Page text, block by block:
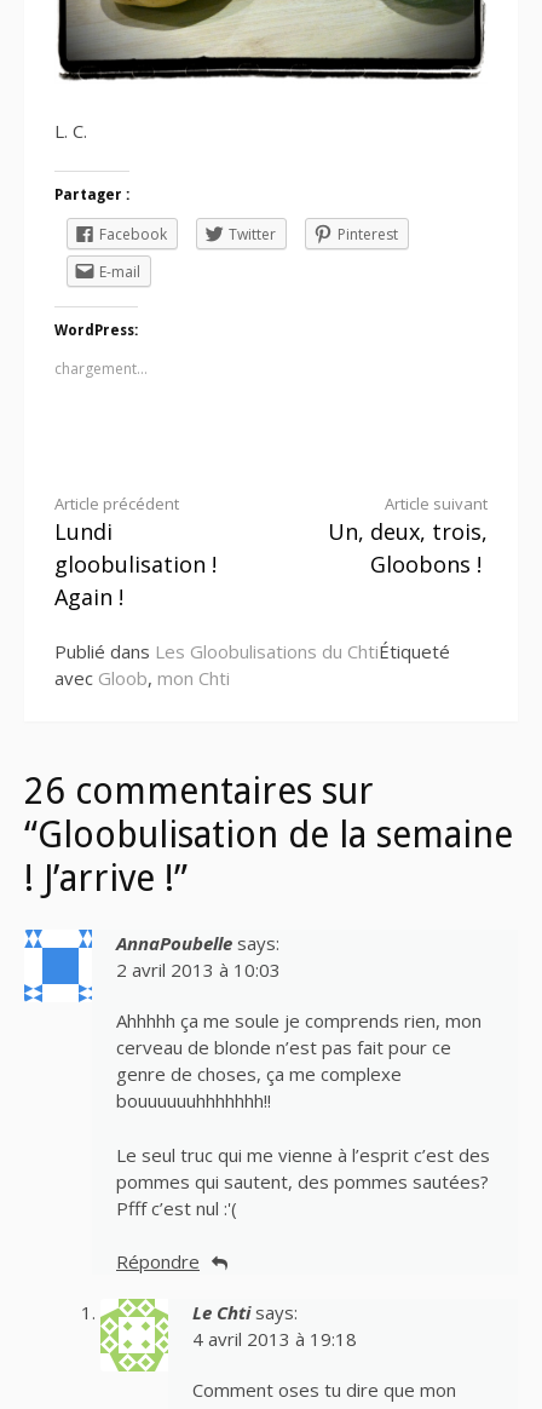
L. C.
Partager :
Facebook Twitter
Pinterest
E-mail
WordPress:
chargement…
Lire
la
suite
Article précédent
Lundi
gloobulisation !
Again !
Article suivant
Un, deux, trois,
Gloobons !
Publié dans Les Gloobulisations du ChtiÉtiqueté
avec Gloob, mon Chti
26 commentaires sur
“Gloobulisation de la semaine
! J’arrive !”
AnnaPoubelle says:
2 avril 2013 à 10:03
Ahhhhh ça me soule je comprends rien, mon
cerveau de blonde n’est pas fait pour ce
genre de choses, ça me complexe
bouuuuuuhhhhhhh!!
Le seul truc qui me vienne à l’esprit c’est des
pommes qui sautent, des pommes sautées?
Pfff c’est nul :'(
Répondre
Le Chti says:
4 avril 2013 à 19:18
Comment oses tu dire que mon